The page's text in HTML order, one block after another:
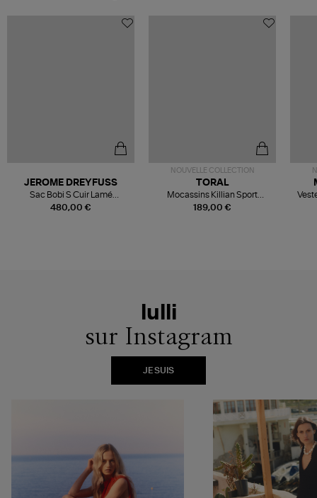
480,00 €
JEROME DREYFUSS
Sac Bobi S Cuir Lamé
Champagne
NOUVELLE COLLECTION
189,00 €
TORAL
Mocassins Killian Sport
Mousse
lulli
sur Instagram
JE SUIS